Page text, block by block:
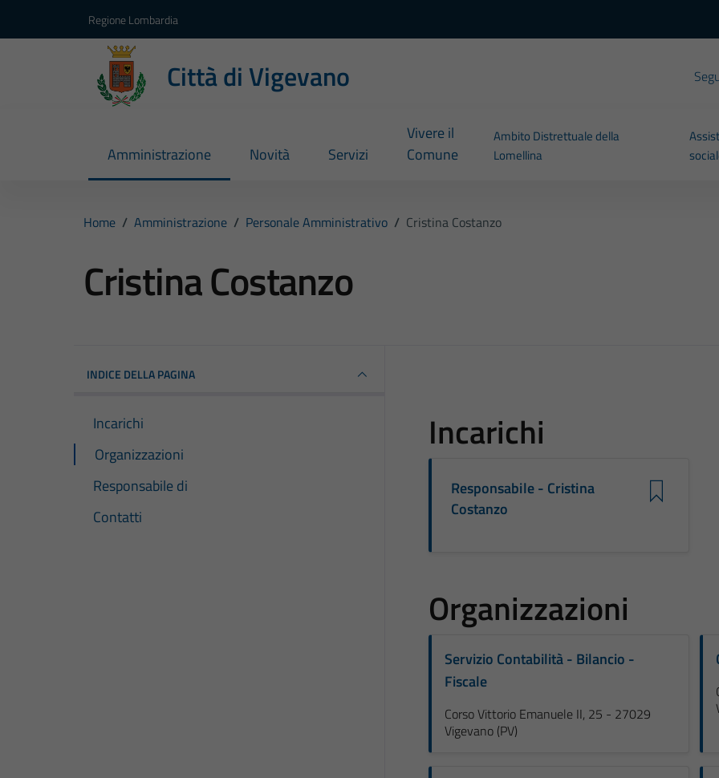
Regione Lombardia
Città di Vigevano
Amministrazione Novità Servizi
Vivere il
Comune
Ambito Distrettuale della
Lomellina
Home / Amministrazione / Personale Amministrativo / Cristina Costanzo
Cristina Costanzo
INDICE DELLA PAGINA
Incarichi
Organizzazioni
Responsabile di
Contatti
Incarichi
Responsabile - Cristina
Costanzo
Organizzazioni
Servizio Contabilità - Bilancio -
Fiscale
Corso Vittorio Emanuele II, 25 - 27029
Vigevano (PV)